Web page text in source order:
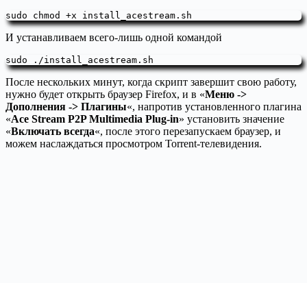
sudo chmod +x install_acestream.sh
И устанавливаем всего-лишь одной командой
sudo ./install_acestream.sh
После нескольких минут, когда скрипт завершит свою работу,
нужно будет открыть браузер Firefox, и в «Меню ->
Дополнения -> Плагины«, напротив установленного плагина
«Ace Stream P2P Multimedia Plug-in» установить значение
«Включать всегда«, после этого перезапускаем браузер, и
можем наслаждаться просмотром Torrent-телевидения.